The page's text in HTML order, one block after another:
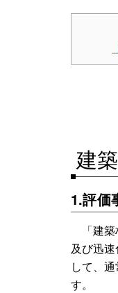
建
1.評価
「建築
及び迅
して、
す。